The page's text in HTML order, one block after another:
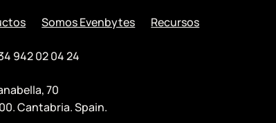
Somos Evenbytes Recursos
942 02 04 24
70
Cantabria. Spain.